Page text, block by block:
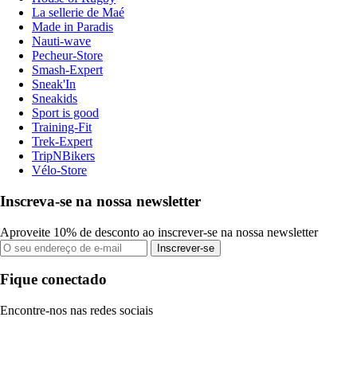
La sellerie de Maé
Made in Paradis
Nauti-wave
Pecheur-Store
Smash-Expert
Sneak'In
Sneakids
Sport is good
Training-Fit
Trek-Expert
TripNBikers
Vélo-Store
Inscreva-se na nossa newsletter
Aproveite 10% de desconto ao inscrever-se na nossa newsletter
Inscrever-se
Fique conectado
Encontre-nos nas redes sociais